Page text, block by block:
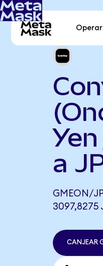
Operar
a
GMEON/
3097,8275
CANJEAR